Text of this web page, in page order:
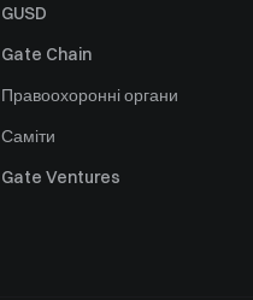
GUSD
Gate Chain
Правоохоронні органи
Саміти
Gate Ventures